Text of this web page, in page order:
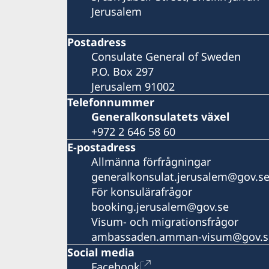
Jerusalem
Postadress
Consulate General of Sweden
P.O. Box 297
Jerusalem 91002
Telefonnummer
Generalkonsulatets växel
+972 2 646 58 60
E-postadress
Allmänna förfrågningar
generalkonsulat.jerusalem@gov.se
För konsulärafrågor
booking.jerusalem@gov.se
Visum- och migrationsfrågor
ambassaden.amman-
Social media